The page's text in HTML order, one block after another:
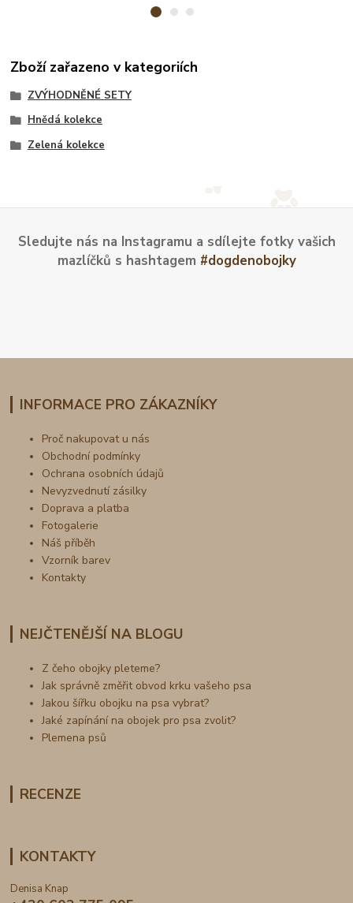
Zboží zařazeno v kategoriích
ZVÝHODNĚNÉ SETY
Hnědá kolekce
Zelená kolekce
Sledujte nás na Instagramu a sdílejte fotky vašich
mazlíčků s hashtagem #dogdenobojky
INFORMACE PRO ZÁKAZNÍKY
Proč nakupovat u nás
Obchodní podmínky
Ochrana osobních údajů
Nevyzvednutí zásilky
Doprava a platba
Fotogalerie
Náš příběh
Vzorník barev
Kontakty
NEJČTENĚJŠÍ NA BLOGU
Z čeho obojky pleteme?
Jak správně změřit obvod krku vašeho psa
Jakou šířku obojku na psa vybrat?
Jaké zapínání na obojek pro psa zvolit?
Plemena psů
RECENZE
KONTAKTY
Denisa Knap